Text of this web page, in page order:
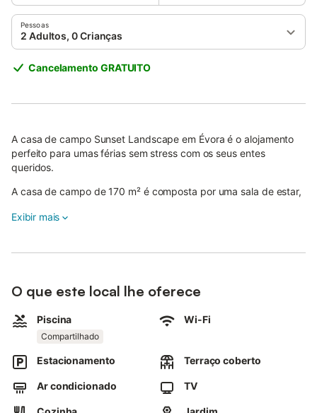
Pessoas
2 Adultos, 0 Crianças
Cancelamento GRATUITO
A casa de campo Sunset Landscape em Évora é o alojamento
perfeito para umas férias sem stress com os seus entes
queridos.
A casa de campo de 170 m² é composta por uma sala de estar,
quartos, bem como 1 casa de banho e pode, portanto,
satélite, uma ventoinha, uma máquina de pão, duas máquinas
de lavar roupa partilhadas, bem como livros e brinquedos para
crianças. Um berço e uma cadeira alta também estão
disponíveis.
A sua área exterior privada inclui um jardim de pedra com
vegetação mediterrânica, mobiliário de jardim, um terraço
aberto, uma cozinha exterior, um churrasco, um parque infantil
Exibir mais
O que este local lhe oferece
Piscina
Compartilhado
Wi-Fi
Estacionamento Terraço coberto
Ar condicionado TV